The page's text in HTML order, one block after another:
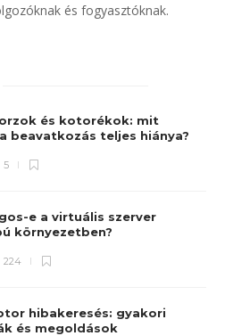
és fogyasztóknak.
és kotorékok: mit
beavatkozás teljes hiánya?
5
e a virtuális szerver
környezetben?
224
hibakeresés: gyakori
és megoldások